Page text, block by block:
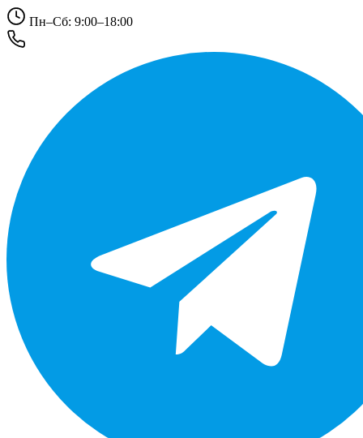
Пн–Сб: 9:00–18:00